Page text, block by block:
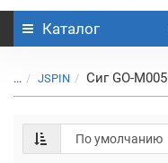
Каталог
... JSPIN Сиг GO-M005